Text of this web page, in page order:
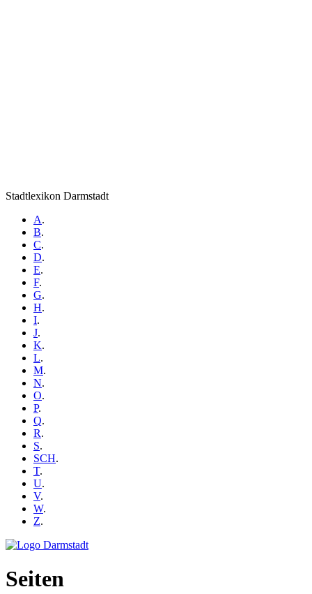
Stadtlexikon Darmstadt
A.
B.
C.
D.
E.
F.
G.
H.
I.
J.
K.
L.
M.
N.
O.
P.
Q.
R.
S.
SCH.
T.
U.
V.
W.
Z.
Seiten